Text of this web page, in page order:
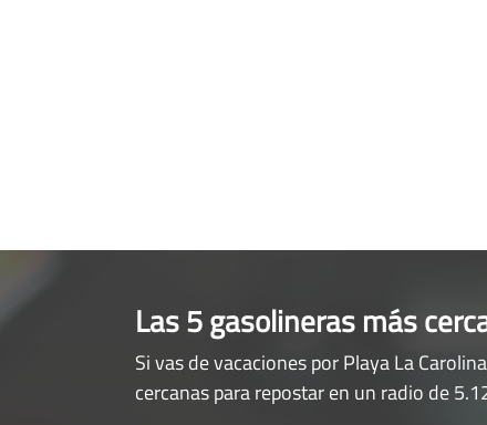
Las 5 gasolineras más
Si vas de vacaciones por Playa La
cercanas para repostar en un radio de